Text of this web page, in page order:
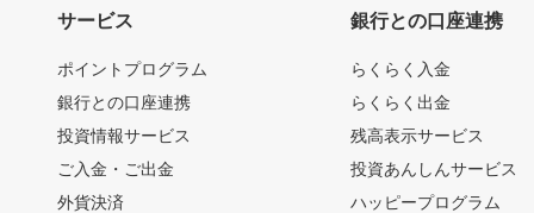
サービス
ポイントプログラム
銀行との口座連携
投資情報サービス
ご入金・ご出金
外貨決済
銀行との口座連携
らくらく入金
らくらく出金
残高表示サービス
投資あんしんサービス
ハッピープログラム